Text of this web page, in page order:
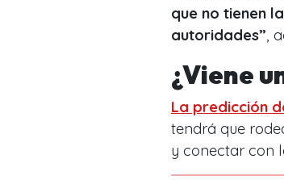
que no tienen
autoridades” ,
¿Viene
La predicción
tendrá que
y conectar con